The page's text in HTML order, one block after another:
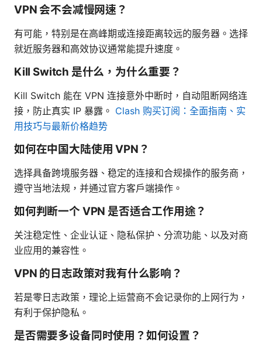
VPN 会不会减慢网速？
有可能，特别是在高峰期或连接距离较远的服务器。选择
就近服务器和高效协议通常能提升速度。
Kill Switch 是什么，为什么重要？
Kill Switch 能在 VPN 连接意外中断时，自动阻断网络连
接，防止真实 IP 暴露。 Clash 购买订阅：全面指南、实
用技巧与最新价格趋势
如何在中国大陆使用 VPN？
选择具备跨境服务器、稳定的连接和合规操作的服务商，
遵守当地法规，并通过官方客户端操作。
如何判断一个 VPN 是否适合工作用途？
关注稳定性、企业认证、隐私保护、分流功能、以及对商
业应用的兼容性。
VPN 的日志政策对我有什么影响？
若是零日志政策，理论上运营商不会记录你的上网行为，
有利于保护隐私。
是否需要多设备同时使用？如何设置？